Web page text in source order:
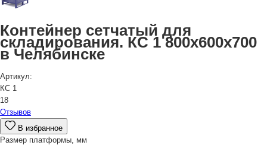
Контейнер сетчатый для
складирования. КС 1 800х600х700
в Челябинске
Артикул:
КС 1
18
Отзывов
В избранное
Размер платформы, мм